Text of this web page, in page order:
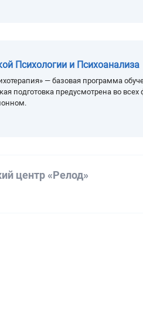
Психологии и Психоанализа
— базовая программа
подготовка предусмотрена во
центр «Релод»